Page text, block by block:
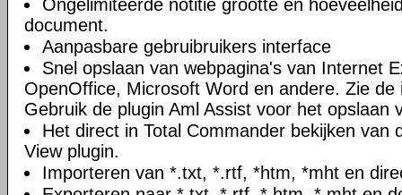
Ongelimiteerde notitie grootte en
document.
Aanpasbare gebruibruikers interface
Snel opslaan van webpagina's van Internet
OpenOffice, Microsoft Word en andere. Zie de
Gebruik de plugin Aml Assist voor het opslaan
Het direct in Total Commander bekijken van
View plugin.
Importeren van *.txt, *.rtf, *htm, *mht en